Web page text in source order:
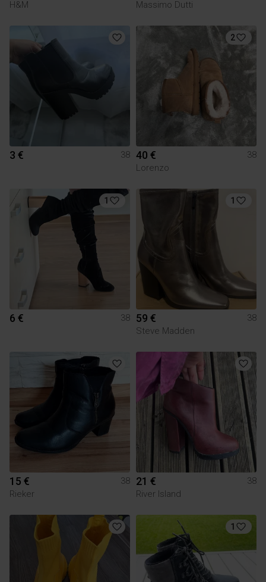
H&M
Massimo Dutti
3 € 38
2
40 €
38
Lorenzo
1
6 € 38
1
59 €
38
Steve Madden
15 €
38
Rieker
21 €
38
River Island
1